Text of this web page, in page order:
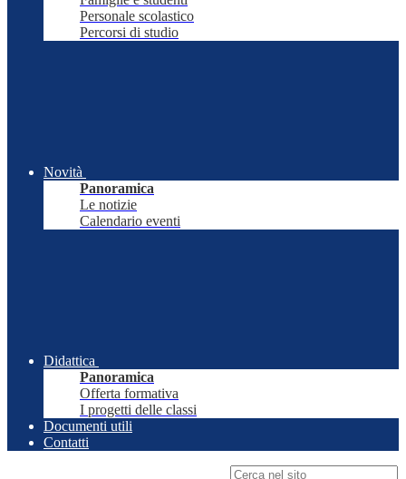
Personale scolastico
Percorsi di studio
Novità
Panoramica
Le notizie
Calendario eventi
Didattica
Panoramica
Offerta formativa
I progetti delle classi
Documenti utili
Contatti